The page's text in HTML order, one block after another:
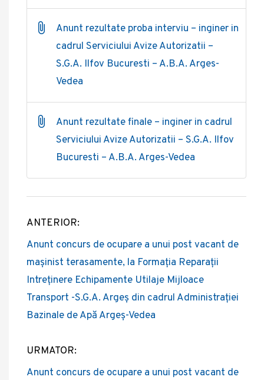
Anunt rezultate proba interviu – inginer in
cadrul Serviciului Avize Autorizatii –
S.G.A. Ilfov Bucuresti – A.B.A. Arges-
Vedea
Anunt rezultate finale – inginer in cadrul
Serviciului Avize Autorizatii – S.G.A. Ilfov
Bucuresti – A.B.A. Arges-Vedea
Post
navigation
ANTERIOR:
Anunt concurs de ocupare a unui post vacant de
mașinist terasamente, la Formația Reparații
Intreținere Echipamente Utilaje Mijloace
Transport -S.G.A. Argeș din cadrul Administrației
Bazinale de Apă Argeș-Vedea
URMATOR:
Anunt concurs de ocupare a unui post vacant de